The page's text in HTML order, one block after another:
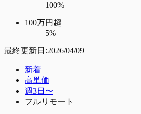
100%
100万円超
5%
最終更新日:2026/04/09
新着
高単価
週3日〜
フルリモート